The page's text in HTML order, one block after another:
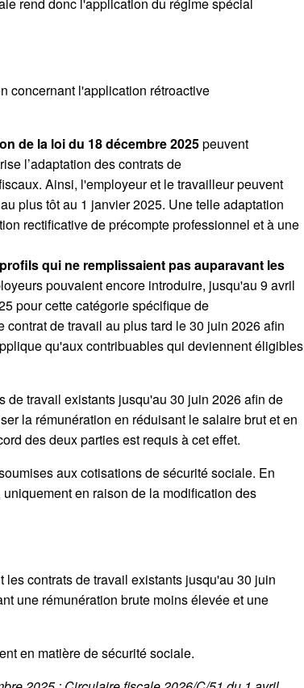
rend donc l'application du régime spécial
concernant l'application rétroactive
de la loi du 18 décembre 2025peuvent
l’adaptation des contrats de
Ainsi, l'employeur et le travailleur peuvent
plus tôt au 1 janvier 2025. Une telle adaptation
rectificative de précompte professionnel et à une
qui ne remplissaient pas auparavant les
pouvaient encore introduire, jusqu'au 9 avril
pour cette catégorie spécifique de
de travail au plus tard le 30 juin 2026 afin
qu'aux contribuables qui deviennent éligibles
de travail existants jusqu'au 30 juin 2026 afin de
la rémunération en réduisant le salaire brut et en
des deux parties est requis à cet effet.
aux cotisations de sécurité sociale. En
en raison de la modification des
contrats de travail existants jusqu'au 30 juin
une rémunération brute moins élevée et une
en matière de sécurité sociale.